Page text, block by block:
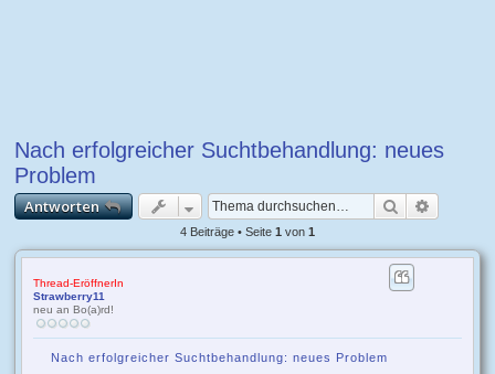
Nach erfolgreicher Suchtbehandlung: neues
Problem
Antworten Suche
4 Beiträge • Seite 1 von 1
Thread-EröffnerIn
Strawberry11
neu an Bo(a)rd!
Nach erfolgreicher Suchtbehandlung: neues Problem